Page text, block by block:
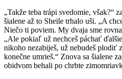
„Takže teba trápi svedomie, však?“
šialene až to Sheile trhalo uši. „A
Niečo ti poviem. My dvaja sme
„Ale pokiaľ už nechceš páchať
nikoho nezabiješ, už nebudeš plodiť
konečne umrieš.“ Znova sa šialene
obidvom behali po chrbte